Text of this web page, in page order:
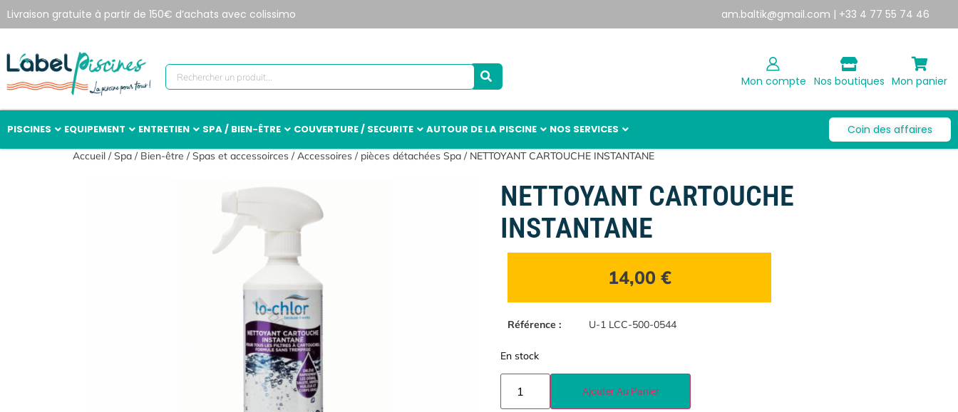
Livraison gratuite à partir de 150€ d’achats avec colissimo am.baltik@gmail.com | +33 4 77 55 74 46
Mon compte Nos boutiques Mon panier
PISCINES EQUIPEMENT ENTRETIEN SPA / BIEN-ÊTRE COUVERTURE / SECURITE AUTOUR DE LA PISCINE NOS SERVICES Coin des affaires
Accueil /Spa / Bien-être /Spas et accessoirces /Accessoires / pièces détachées Spa / NETTOYANT CARTOUCHE INSTANTANE
NETTOYANT CARTOUCHE
INSTANTANE
14,00 €
Référence : U-1 LCC-500-0544
En stock
Ajouter Au Panier